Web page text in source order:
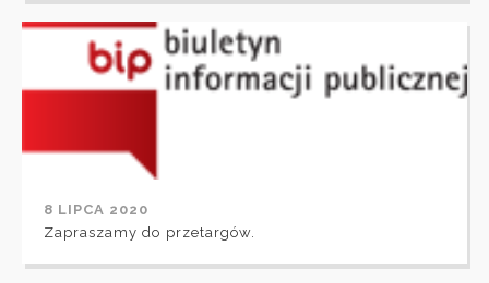
8 LIPCA 2020
Zapraszamy do przetargów.